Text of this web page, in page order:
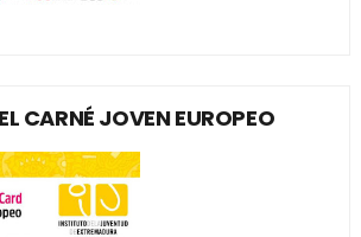
CARNÉ JOVEN EUROPEO